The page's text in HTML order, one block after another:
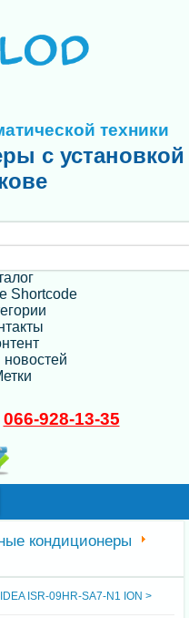
техники
с установкой
Shortcode
066-928-13-35
кондиционеры
IDEA ISR-09HR-SA7-N1 ION >